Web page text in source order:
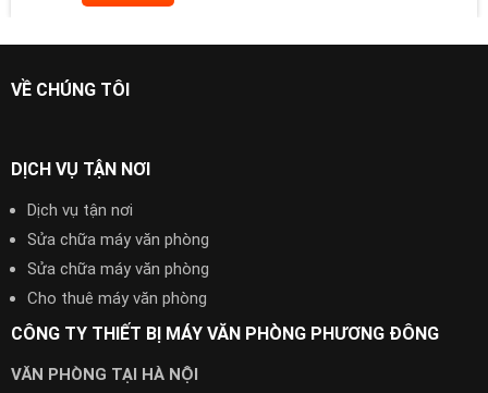
VỀ CHÚNG TÔI
DỊCH VỤ TẬN NƠI
Dịch vụ tận nơi
Sửa chữa máy văn phòng
Sửa chữa máy văn phòng
Cho thuê máy văn phòng
CÔNG TY THIẾT BỊ MÁY VĂN PHÒNG PHƯƠNG ĐÔNG
VĂN PHÒNG TẠI HÀ NỘI